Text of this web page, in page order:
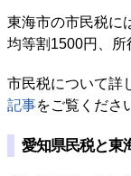
東海市の市民税に
均等割1500円、所
市民税について詳
記事をご覧くださ
愛知県民税と東